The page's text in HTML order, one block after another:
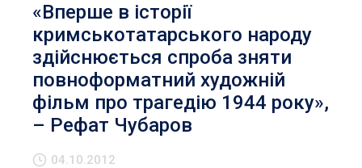
«Вперше в історії
кримськотатарського народу
здійснюється спроба зняти
повноформатний художній
фільм про трагедію 1944 року»,
– Рефат Чубаров
04.10.2012